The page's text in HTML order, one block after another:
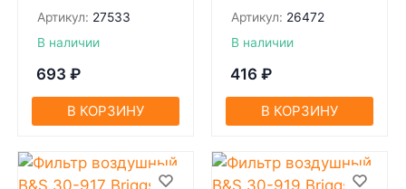
Артикул: 27533
В наличии
693 ₽
В КОРЗИНУ
Артикул: 26472
В наличии
416 ₽
В КОРЗИНУ